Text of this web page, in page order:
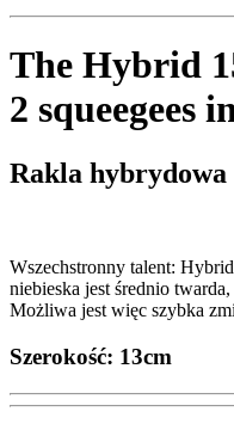
The Hybrid
2 squeegees
Rakla hybrydowa
Wszechstronny talent:
niebieska jest średnio
Możliwa jest więc szybka
Szerokość: 13cm